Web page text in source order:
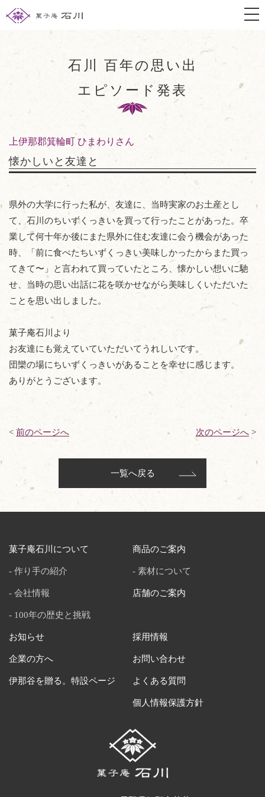
石川 百年の思い出
エピソード発表
上伊那郡箕輪町 ひまわりさん
懐かしいと友達と
県外の大学に行った私が、友達に、当時実家のお土産とし
て、石川のちいずくっきいを買って行ったことがあった。卒
業して何十年か後にまた県外に住む友達に会う機会があった
時、「前に食べたちいずくっきい美味しかったからまた買っ
てきて〜」と言われて買っていたところ、懐かしい想いに馳
せ、当時の思い出話に花を咲かせながら美味しくいただいた
ことを思い出しました。
菓子庵石川より
お友達にも覚えていていただいてうれしいです。
団欒の場にちいずくっきいがあることを幸せに感じます。
ありがとうございます。
< 前のページへ 次のページへ >
一覧へ戻る
菓子庵石川について
作り手の紹介
会社情報
100年の歴史と挑戦
商品のご案内
素材について
店舗のご案内
お知らせ
企業の方へ
伊那谷を贈る。特設ページ
採用情報
お問い合わせ
よくある質問
個人情報保護方針